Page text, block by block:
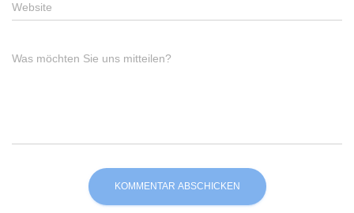
Website
Was möchten Sie uns mitteilen?